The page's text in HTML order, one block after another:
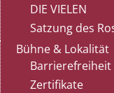
DIE VIELEN
Satzung des
Bühne & Lokalität
Barrierefreiheit
Zertifikate